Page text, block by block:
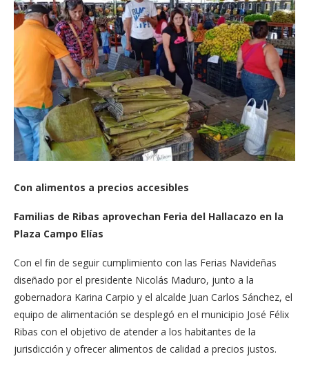
Con alimentos a precios accesibles
Familias de Ribas aprovechan Feria del Hallacazo en la
Plaza Campo Elías
Con el fin de seguir cumplimiento con las Ferias Navideñas
diseñado por el presidente Nicolás Maduro, junto a la
gobernadora Karina Carpio y el alcalde Juan Carlos Sánchez, el
equipo de alimentación se desplegó en el municipio José Félix
Ribas con el objetivo de atender a los habitantes de la
jurisdicción y ofrecer alimentos de calidad a precios justos.